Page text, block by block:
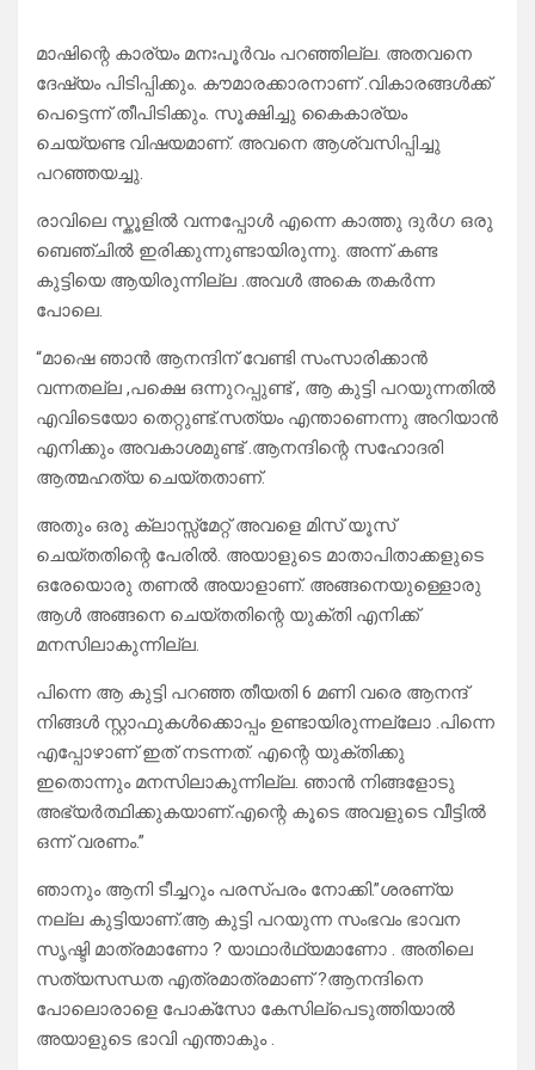
മാഷിന്റെ കാര്യം മനഃപൂർവം പറഞ്ഞില്ല. അതവനെ
ദേഷ്യം പിടിപ്പിക്കും. കൗമാരക്കാരനാണ് .വികാരങ്ങൾക്ക്
പെട്ടെന്ന് തീപിടിക്കും. സൂക്ഷിച്ചു കൈകാര്യം
ചെയ്യണ്ട വിഷയമാണ്. അവനെ ആശ്വസിപ്പിച്ചു
പറഞ്ഞയച്ചു.
രാവിലെ സ്കൂളിൽ വന്നപ്പോൾ എന്നെ കാത്തു ദുർഗ ഒരു
ബെഞ്ചിൽ ഇരിക്കുന്നുണ്ടായിരുന്നു. അന്ന് കണ്ട
കുട്ടിയെ ആയിരുന്നില്ല .അവൾ അകെ തകർന്ന
പോലെ.
“മാഷെ ഞാൻ ആനന്ദിന് വേണ്ടി സംസാരിക്കാൻ
വന്നതല്ല ,പക്ഷെ ഒന്നുറപ്പുണ്ട് , ആ കുട്ടി പറയുന്നതിൽ
എവിടെയോ തെറ്റുണ്ട്.സത്യം എന്താണെന്നു അറിയാൻ
എനിക്കും അവകാശമുണ്ട് .ആനന്ദിന്റെ സഹോദരി
ആത്മഹത്യ ചെയ്തതാണ്.
അതും ഒരു ക്ലാസ്സ്‌മേറ്റ് അവളെ മിസ് യൂസ്
ചെയ്തതിന്റെ പേരിൽ. അയാളുടെ മാതാപിതാക്കളുടെ
ഒരേയൊരു തണൽ അയാളാണ്. അങ്ങനെയുള്ളൊരു
ആൾ അങ്ങനെ ചെയ്തതിന്റെ യുക്തി എനിക്ക്
മനസിലാകുന്നില്ല.
പിന്നെ ആ കുട്ടി പറഞ്ഞ തീയതി 6 മണി വരെ ആനന്ദ്
നിങ്ങൾ സ്റ്റാഫുകൾക്കൊപ്പം ഉണ്ടായിരുന്നല്ലോ .പിന്നെ
എപ്പോഴാണ് ഇത് നടന്നത്. എന്റെ യുക്തിക്കു
ഇതൊന്നും മനസിലാകുന്നില്ല. ഞാൻ നിങ്ങളോടു
അഭ്യർത്ഥിക്കുകയാണ്.എന്റെ കൂടെ അവളുടെ വീട്ടിൽ
ഒന്ന് വരണം.”
ഞാനും ആനി ടീച്ചറും പരസ്പരം നോക്കി.”ശരണ്യ
നല്ല കുട്ടിയാണ്.ആ കുട്ടി പറയുന്ന സംഭവം ഭാവന
സൃഷ്ടി മാത്രമാണോ ? യാഥാർഥ്യമാണോ . അതിലെ
സത്യസന്ധത എത്രമാത്രമാണ് ?ആനന്ദിനെ
പോലൊരാളെ പോക്‌സോ കേസില്പെടുത്തിയാൽ
അയാളുടെ ഭാവി എന്താകും .